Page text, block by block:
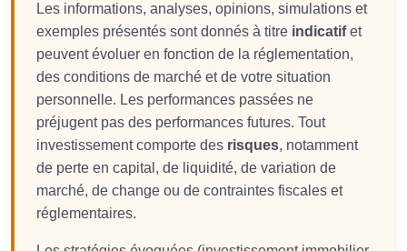
Les informations, analyses, opinions, simulations et
exemples présentés sont donnés à titre indicatifet
peuvent évoluer en fonction de la réglementation,
des conditions de marché et de votre situation
personnelle. Les performances passées ne
préjugent pas des performances futures. Tout
investissement comporte des risques, notamment
de perte en capital, de liquidité, de variation de
marché, de change ou de contraintes fiscales et
réglementaires.